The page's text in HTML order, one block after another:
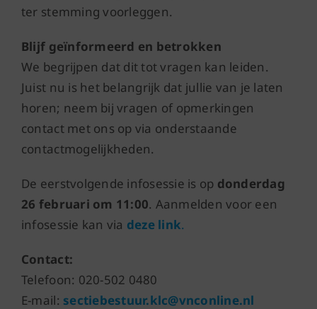
ter stemming voorleggen.
Blijf geïnformeerd en betrokken
We begrijpen dat dit tot vragen kan leiden.
Juist nu is het belangrijk dat jullie van je laten
horen; neem bij vragen of opmerkingen
contact met ons op via onderstaande
contactmogelijkheden.
De eerstvolgende infosessie is op donderdag
26 februari om 11:00. Aanmelden voor een
infosessie kan via deze link.
Contact:
Telefoon: 020-502 0480
E-mail: sectiebestuur.klc@vnconline.nl